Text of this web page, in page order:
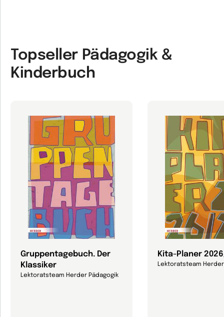
Topseller Pädagogik &
Kinderbuch
Gruppentagebuch. Der
Klassiker
Lektoratsteam Herder Pädagogik
Kita-Planer
Lektoratsteam Herder